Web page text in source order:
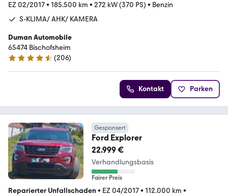
EZ 02/2017• 185.500 km • 272 kW (370 PS) • Benzin
S-KLIMA/ AHK/ KAMERA
Duman Automobile
65474 Bischofsheim
4.4 Sterne
(206)
Kontakt Parken
Gesponsert
Ford Explorer
22.999 €
Verhandlungsbasis
Fairer Preis
Reparierter Unfallschaden• EZ 04/2017• 112.000 km •